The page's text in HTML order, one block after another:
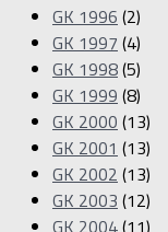
GK 1996 (2)
GK 1997 (4)
GK 1998(5)
GK 1999 (8)
GK 2000 (13)
GK 2001 (13)
GK 2002 (13)
GK 2003 (12)
GK 2004(11)